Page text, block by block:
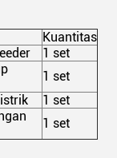
Kuantitas
1 set
1 set
listrik
1 set
1 set